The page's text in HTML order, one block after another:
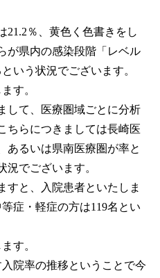
％、黄色く色書きをし
が県内の感染段階「レベル
いう状況でございます。
す。
て、医療圏域ごとに分析
ちらにつきましては長崎医
あるいは県南医療圏が率と
況でございます。
と、入院患者といたしま
症・軽症の方は119名とい
す。
院率の推移ということで今